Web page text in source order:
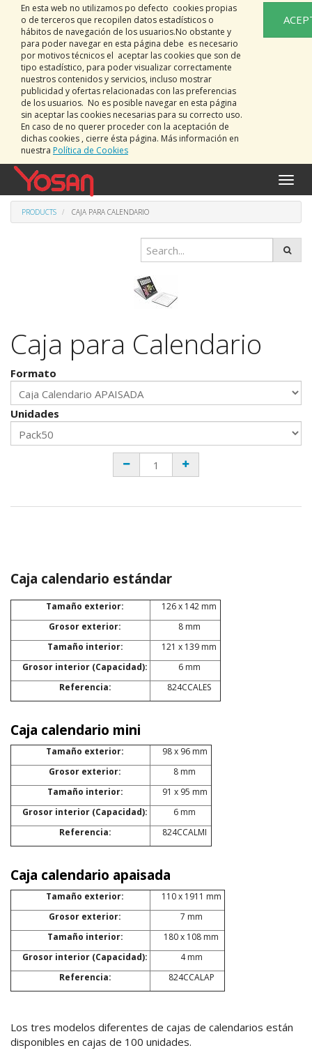
En esta web no utilizamos po defecto cookies propias
o de terceros que recopilen datos estadísticos o
hábitos de navegación de los usuarios.No obstante y
para poder navegar en esta página debe es necesario
por motivos técnicos el aceptar las cookies que son de
tipo estadístico, para poder visualizar correctamente
nuestros contenidos y servicios, incluso mostrar
publicidad y ofertas relacionadas con las preferencias
de los usuarios. No es posible navegar en esta página
sin aceptar las cookies necesarias para su correcto uso.
En caso de no querer proceder con la aceptación de
dichas cookies , cierre ésta página. Más información en
nuestra Política de Cookies
Toggle
PRODUCTS CAJA PARA CALENDARIO
Caja para Calendario
Formato
Unidades
Caja calendario estándar
Tamaño exterior:
126 x 142 mm
Grosor exterior:
8 mm
Tamaño interior:
121 x 139 mm
Grosor interior (Capacidad):
6 mm
Referencia:
824CCALES
Caja calendario mini
Tamaño exterior:
98 x 96 mm
Grosor exterior:
8 mm
Tamaño interior:
91 x 95 mm
Grosor interior (Capacidad):
6 mm
Referencia:
824CCALMI
Caja calendario apaisada
Tamaño exterior:
110 x 1911 mm
Grosor exterior:
7 mm
Tamaño interior:
180 x 108 mm
Grosor interior (Capacidad):
4 mm
Referencia:
824CCALAP
Los tres modelos diferentes de cajas de calendarios están
disponibles en cajas de 100 unidades.